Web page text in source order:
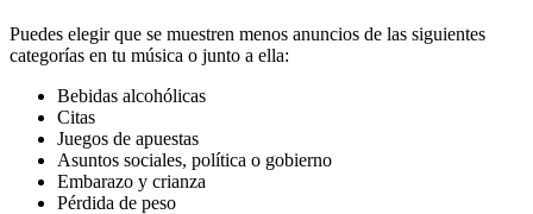
Puedes elegir que se muestren menos anuncios de las siguientes
categorías en tu música o junto a ella:
Bebidas alcohólicas
Citas
Juegos de apuestas
Asuntos sociales, política o gobierno
Embarazo y crianza
Pérdida de peso